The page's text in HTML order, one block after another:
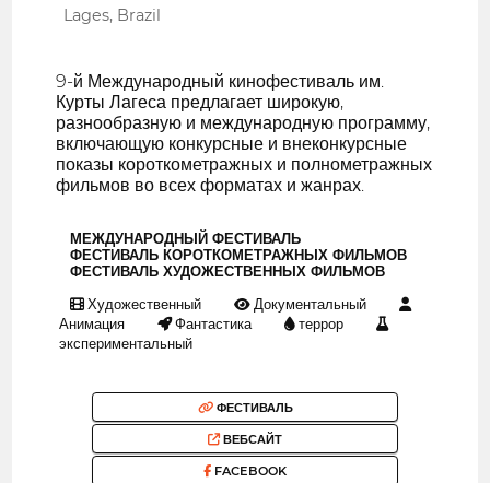
Lages, Brazil
9-й Международный кинофестиваль им.
Курты Лагеса предлагает широкую,
разнообразную и международную программу,
включающую конкурсные и внеконкурсные
показы короткометражных и полнометражных
фильмов во всех форматах и жанрах.
МЕЖДУНАРОДНЫЙ ФЕСТИВАЛЬ
ФЕСТИВАЛЬ КОРОТКОМЕТРАЖНЫХ ФИЛЬМОВ
ФЕСТИВАЛЬ ХУДОЖЕСТВЕННЫХ ФИЛЬМОВ
Художественный
Документальный
Анимация
Фантастика
террор
экспериментальный
ФЕСТИВАЛЬ
ВЕБСАЙТ
FACEBOOK